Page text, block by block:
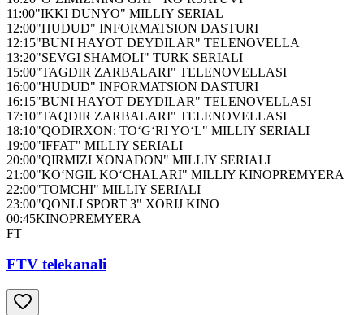
11:00"IKKI DUNYO" MILLIY SERIAL
12:00"HUDUD" INFORMATSION DASTURI
12:15"BUNI HAYOT DEYDILAR" TELENOVELLA
13:20"SEVGI SHAMOLI" TURK SERIALI
15:00"TAGDIR ZARBALARI" TELENOVELLASI
16:00"HUDUD" INFORMATSION DASTURI
16:15"BUNI HAYOT DEYDILAR" TELENOVELLASI
17:10"TAQDIR ZARBALARI" TELENOVELLASI
18:10"QODIRXON: TO‘G‘RI YO‘L" MILLIY SERIALI
19:00"IFFAT" MILLIY SERIALI
20:00"QIRMIZI XONADON" MILLIY SERIALI
21:00"KO‘NGIL KO‘CHALARI" MILLIY KINOPREMYERA
22:00"TOMCHI" MILLIY SERIALI
23:00"QONLI SPORT 3" XORIJ KINO
00:45KINOPREMYERA
FT
FTV telekanali